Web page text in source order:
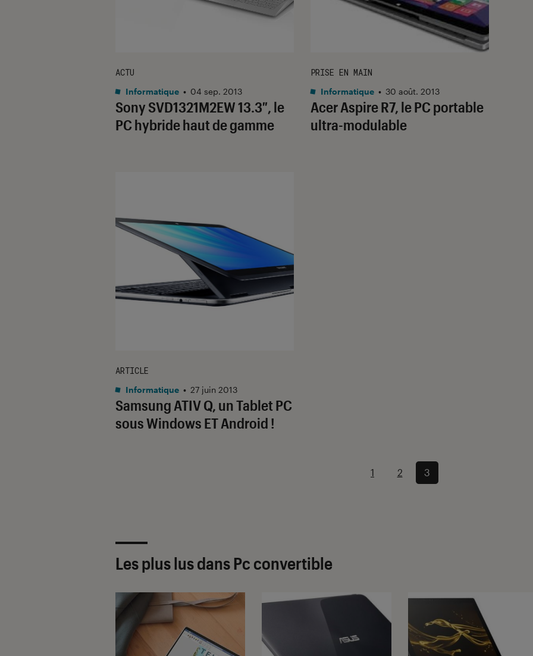
Sony SVD1321M2EW 13.3″, le
PC hybride haut de gamme
ACTU
Informatique • 04 sep. 2013
Acer Aspire R7, le PC portable
ultra-modulable
PRISE EN MAIN
Informatique • 30 août. 2013
Samsung ATIV Q, un Tablet PC
sous Windows ET Android !
ARTICLE
Informatique • 27 juin 2013
1 2 3
Les plus lus dans Pc convertible